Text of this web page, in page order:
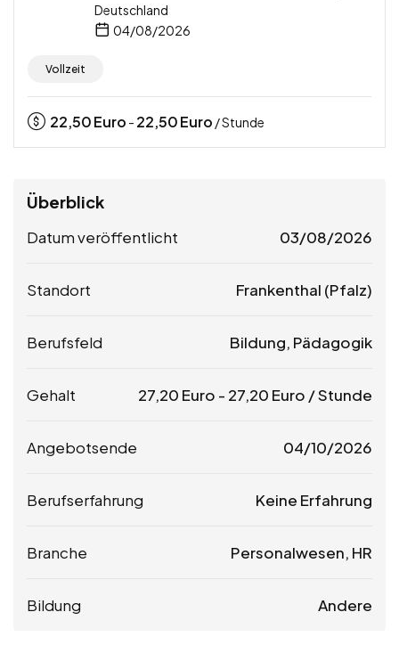
Deutschland
04/08/2026
Vollzeit
22,50Euro - 22,50Euro / Stunde
Überblick
Datum veröffentlicht 03/08/2026
Standort Frankenthal (Pfalz)
Berufsfeld Bildung, Pädagogik
Gehalt 27,20 Euro - 27,20 Euro / Stunde
Angebotsende 04/10/2026
Berufserfahrung Keine Erfahrung
Branche Personalwesen, HR
Bildung Andere